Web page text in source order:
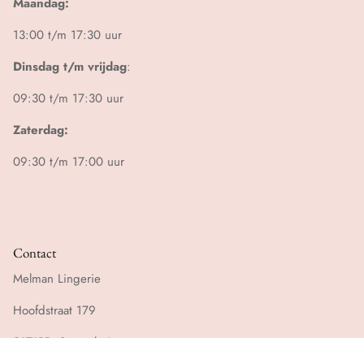
13:00 t/m 17:30 uur
Dinsdag t/m vrijdag:
09:30 t/m 17:30 uur
Zaterdag:
09:30 t/m 17:00 uur
Contact
Melman Lingerie
Hoofdstraat 179